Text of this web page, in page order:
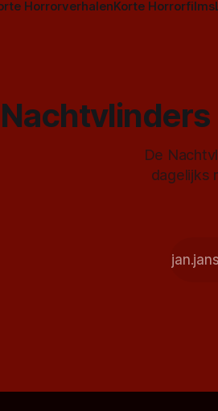
HorrorverhalenKorte Horrorfilms
De
dagelijks